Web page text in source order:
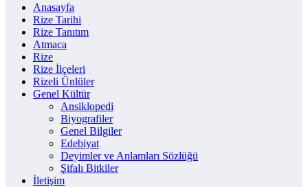
Anasayfa
Rize Tarihi
Rize Tanıtım
Atmaca
Rize
Rize İlçeleri
Rizeli Ünlüler
Genel Kültür
Ansiklopedi
Biyografiler
Genel Bilgiler
Edebiyat
Deyimler ve Anlamları Sözlüğü
Şifalı Bitkiler
İletişim